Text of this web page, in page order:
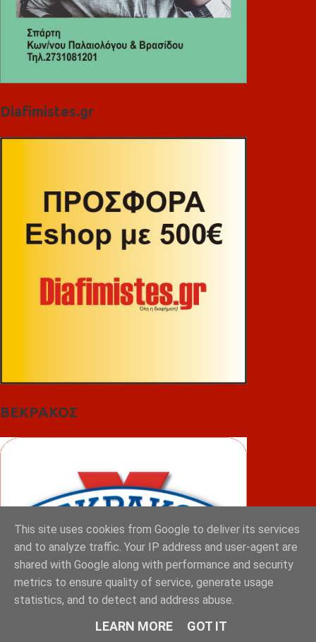
Diafimistes.gr
ΒΕΚΡΑΚΟΣ
This site uses cookies from Google to deliver its services
and to analyze traffic. Your IP address and user-agent are
shared with Google along with performance and security
metrics to ensure quality of service, generate usage
statistics, and to detect and address abuse.
LEARN MORE GOT IT